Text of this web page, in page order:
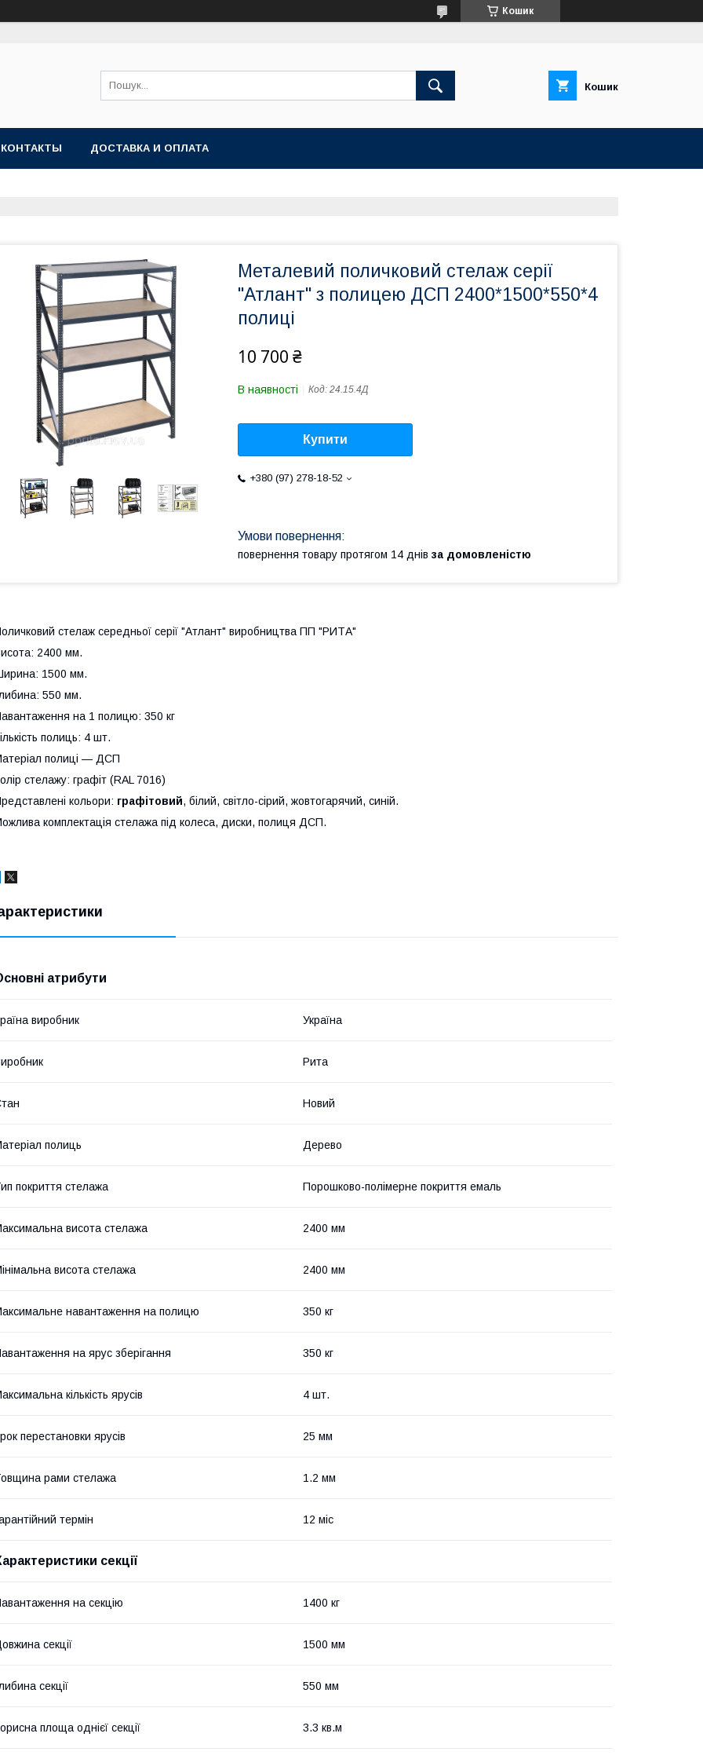
Кошик
Кошик
КОНТАКТЫ ДОСТАВКА И ОПЛАТА
Металевий поличковий стелаж серії
"Атлант" з полицею ДСП 2400*1500*550*4
полиці
10 700 ₴
В наявності Код: 24.15.4Д
Купити
+380 (97) 278-18-52
повернення товару протягом 14 днів за домовленістю
стелаж середньої серії "Атлант" виробництва ПП "РИТА"
2400 мм.
1500 мм.
550 мм.
на 1 полицю: 350 кг
полиць: 4 шт.
полиці — ДСП
стелажу: графіт (RAL 7016)
кольори: графітовий, білий, світло-сірий, жовтогарячий, синій.
комплектація стелажа під колеса, диски, полиця ДСП.
атрибути
виробник Україна
Рита
Новий
полиць Дерево
покриття стелажа Порошково-полімерне покриття емаль
висота стелажа 2400 мм
висота стелажа 2400 мм
навантаження на полицю 350 кг
на ярус зберігання 350 кг
кількість ярусів 4 шт.
перестановки ярусів 25 мм
рами стелажа 1.2 мм
термін 12 міс
секції
на секцію 1400 кг
секції 1500 мм
секції 550 мм
площа однієї секції 3.3 кв.м